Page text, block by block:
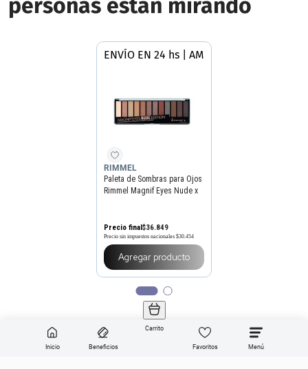
Inicio Beneficios
Carrito
Favoritos
personas están mirando
ENVÍO EN 24 hs | AMBA
RIMMEL
Paleta de Sombras para Ojos
Rimmel Magnif Eyes Nude x
Precio final$36.849
Precio sin impuestos nacionales $30.454
Agregar producto